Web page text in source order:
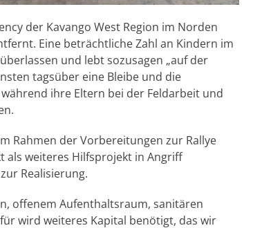
der Kavango West Region im Norden
Eine beträchtliche Zahl an Kindern im
und lebt sozusagen „auf der
tagsüber eine Bleibe und die
ihre Eltern bei der Feldarbeit und
Rahmen der Vorbereitungen zur Rallye
als weiteres Hilfsprojekt in Angriff
Realisierung.
offenem Aufenthaltsraum, sanitären
wird weiteres Kapital benötigt, das wir